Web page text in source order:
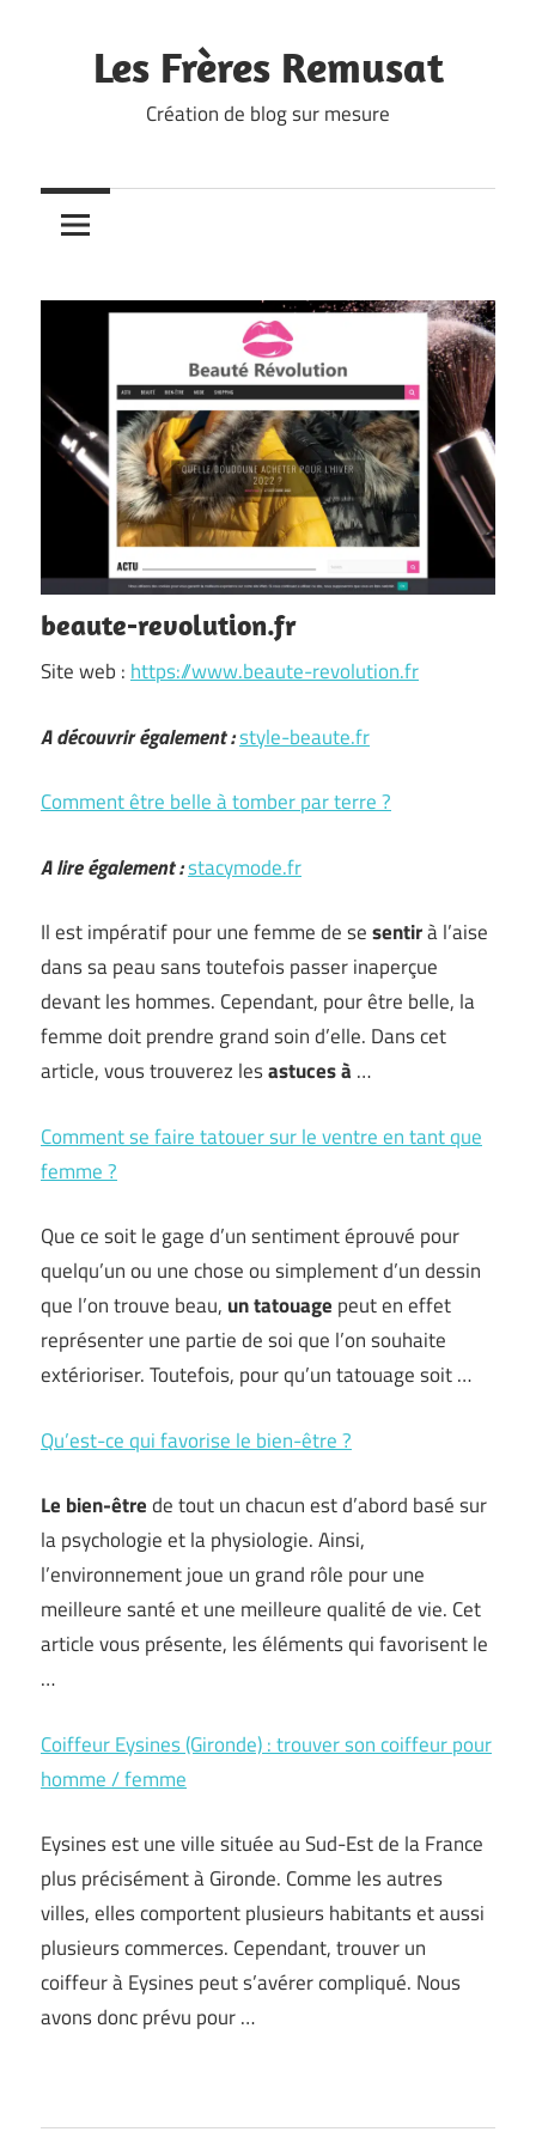
contentLes Frères Remusat
Création de blog sur mesure
beaute-revolution.fr
Site web : https://www.beaute-revolution.fr
A découvrir également :style-beaute.fr
Comment être belle à tomber par terre ?
A lire également :stacymode.fr
Il est impératif pour une femme de sesentirà l’aise
dans sa peau sans toutefois passer inaperçue
devant les hommes. Cependant, pour être belle, la
femme doit prendre grand soin d’elle. Dans cet
article, vous trouverez lesastuces à …
Comment se faire tatouer sur le ventre en tant que
femme ?
Que ce soit le gage d’un sentiment éprouvé pour
quelqu’un ou une chose ou simplement d’un dessin
que l’on trouve beau, un tatouage peut en effet
représenter une partie de soi que l’on souhaite
extérioriser. Toutefois, pour qu’un tatouage soit …
Qu’est-ce qui favorise le bien-être ?
Le bien-êtrede tout un chacun est d’abord basé sur
la psychologie et la physiologie. Ainsi,
l’environnement joue un grand rôle pour une
meilleure santé et une meilleure qualité de vie. Cet
article vous présente, les éléments qui favorisent le
…
Coiffeur Eysines (Gironde) : trouver son coiffeur pour
homme / femme
Eysines est une ville située au Sud-Est de la France
plus précisément à Gironde. Comme les autres
villes, elles comportent plusieurs habitants et aussi
plusieurs commerces. Cependant, trouver un
coiffeur à Eysines peut s’avérer compliqué. Nous
avons donc prévu pour …